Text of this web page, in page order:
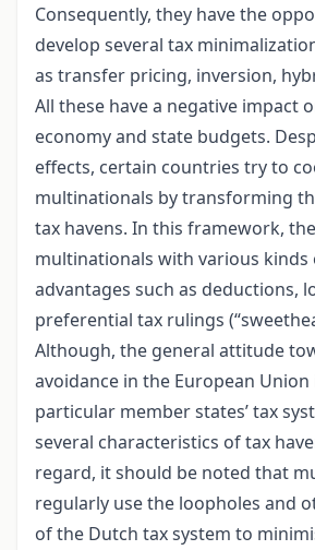
Consequently, they have the
develop several tax
as transfer pricing, inversion,
All these have a negative impact
economy and state budgets.
effects, certain countries try to
multinationals by transforming
tax havens. In this framework,
multinationals with various kinds
advantages such as deductions,
preferential tax rulings
Although, the general attitude
avoidance in the European Union
particular member states’ tax
several characteristics of tax
regard, it should be noted that
regularly use the loopholes and
of the Dutch tax system to